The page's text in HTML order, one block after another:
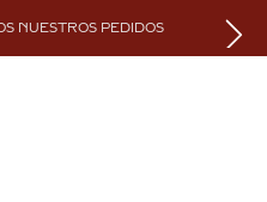
NUESTROS PEDIDOS